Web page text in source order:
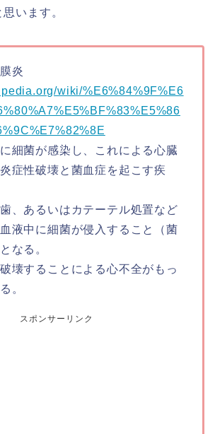
います。
炎
wiki/%E6%84%9F%E6
細菌が感染し、これによる心臓
症性破壊と菌血症を起こす疾
、あるいはカテーテル処置など
液中に細菌が侵入すること（菌
なる。
壊することによる心不全がもっ
。
スポンサーリンク